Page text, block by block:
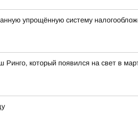
упрощённую систему
который появился на свет в